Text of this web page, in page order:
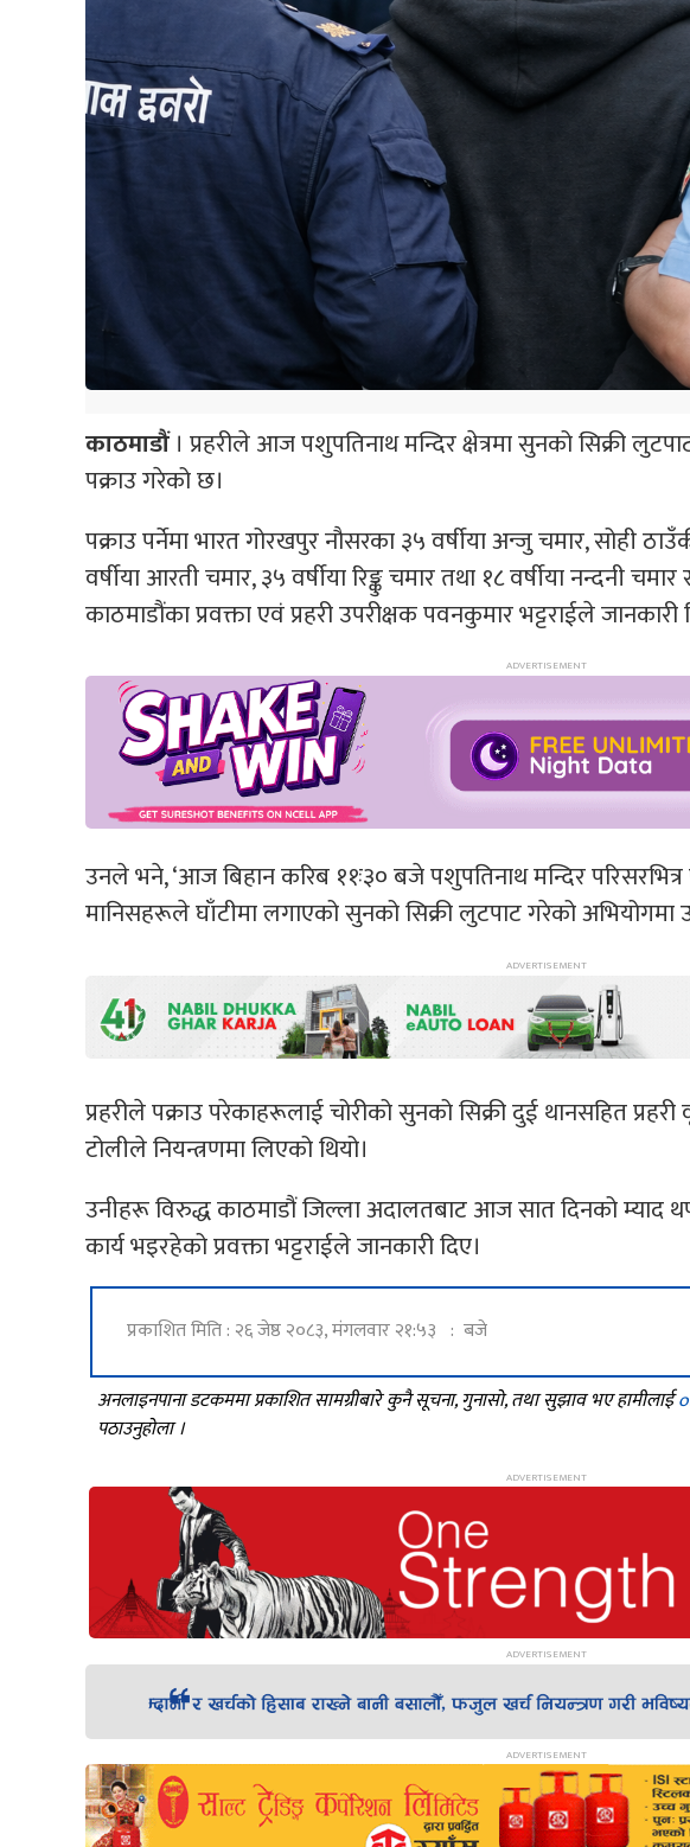
काठमाडौं। प्रहरीले आज पशुपतिनाथ मन्दिर क्षेत्रमा सुनको सिक्री
पक्राउ गरेको छ।
पक्राउ पर्नेमा भारत गोरखपुर नौसरका ३५ वर्षीया अन्जु चमार, सोही
वर्षीया आरती चमार, ३५ वर्षीया रिङ्कु चमार तथा १८ वर्षीया नन्दनी
काठमाडौंका प्रवक्ता एवं प्रहरी उपरीक्षक पवनकुमार भट्टराईले जानकारी
उनले भने, ‘आज बिहान करिब ११ः३० बजे पशुपतिनाथ मन्दिर
मानिसहरूले घाँटीमा लगाएको सुनको सिक्री लुटपाट गरेको अभियोगमा
प्रहरीले पक्राउ परेकाहरूलाई चोरीको सुनको सिक्री दुई थानसहित प्रहरी
टोलीले नियन्त्रणमा लिएको थियो।
उनीहरू विरुद्ध काठमाडौं जिल्ला अदालतबाट आज सात दिनको
कार्य भइरहेको प्रवक्ता भट्टराईले जानकारी दिए।
प्रकाशित मिति : २६ जेष्ठ २०८३, मंगलवार २१:५३ : बजे
अनलाइनपाना डटकममा प्रकाशित सामग्रीबारे कुनै सूचना, गुनासो, तथा सुझाव भए हामीलाई
पठाउनुहोला ।